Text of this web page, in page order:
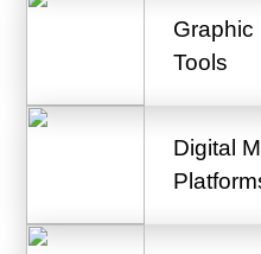
Graphic
Tools
Digital